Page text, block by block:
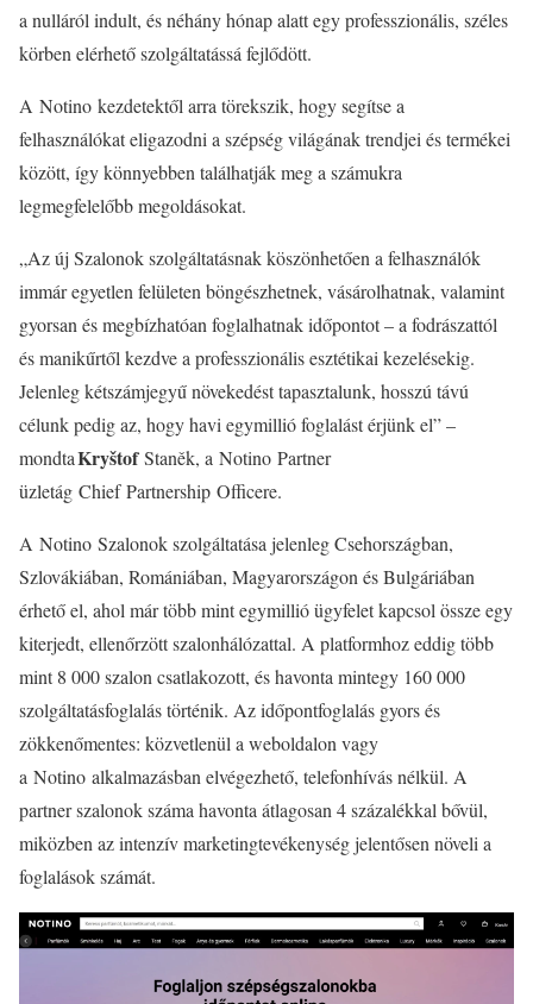
a nulláról indult, és néhány hónap alatt egy professzionális, széles
körben elérhető szolgáltatássá fejlődött.
A Notino kezdetektől arra törekszik, hogy segítse a
felhasználókat eligazodni a szépség világának trendjei és termékei
között, így könnyebben találhatják meg a számukra
legmegfelelőbb megoldásokat.
„Az új Szalonok szolgáltatásnak köszönhetően a felhasználók
immár egyetlen felületen böngészhetnek, vásárolhatnak, valamint
gyorsan és megbízhatóan foglalhatnak időpontot – a fodrászattól
és manikűrtől kezdve a professzionális esztétikai kezelésekig.
Jelenleg kétszámjegyű növekedést tapasztalunk, hosszú távú
célunk pedig az, hogy havi egymillió foglalást érjünk el” –
mondtaKryštofStaněk, a Notino Partner
üzletág Chief Partnership Officere.
A Notino Szalonok szolgáltatása jelenleg Csehországban,
Szlovákiában, Romániában, Magyarországon és Bulgáriában
érhető el, ahol már több mint egymillió ügyfelet kapcsol össze egy
kiterjedt, ellenőrzött szalonhálózattal. A platformhoz eddig több
mint 8 000 szalon csatlakozott, és havonta mintegy 160 000
szolgáltatásfoglalás történik. Az időpontfoglalás gyors és
zökkenőmentes: közvetlenül a weboldalon vagy
a Notino alkalmazásban elvégezhető, telefonhívás nélkül. A
partner szalonok száma havonta átlagosan 4 százalékkal bővül,
miközben az intenzív marketingtevékenység jelentősen növeli a
foglalások számát.